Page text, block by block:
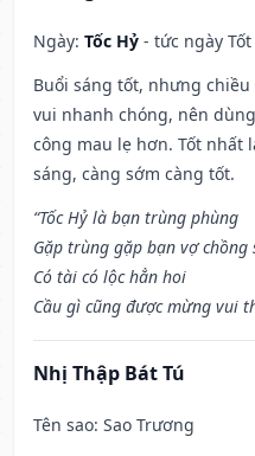
Ngày: Tốc Hỷ - tức ngày Tốt
Buổi sáng tốt, nhưng
vui nhanh chóng, nên
công mau lẹ hơn. Tốt nhất
sáng, càng sớm càng tốt.
“Tốc Hỷ là bạn trùng phùng
Gặp trùng gặp bạn vợ chồng
Có tài có lộc hẳn hoi
Cầu gì cũng được mừng vui
Nhị Thập Bát Tú
Tên sao: Sao Trương